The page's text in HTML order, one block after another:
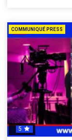
COMMUNIQUÉ PRESS
5